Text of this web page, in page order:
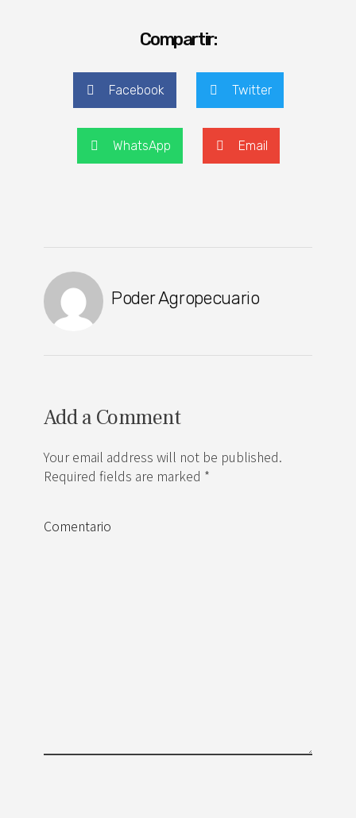
Compartir:
Facebook Twitter
WhatsApp Email
Poder Agropecuario
Add a Comment
Your email address will not be published.
Required fields are marked *
Comentario